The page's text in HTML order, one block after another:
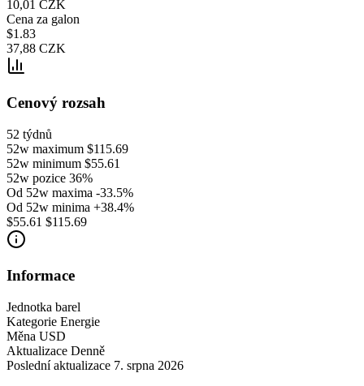
10,01 CZK
Cena za galon
$1.83
37,88 CZK
Cenový rozsah
52 týdnů
52w maximum $115.69
52w minimum $55.61
52w pozice 36%
Od 52w maxima -33.5%
Od 52w minima +38.4%
$55.61 $115.69
Informace
Jednotka barel
Kategorie Energie
Měna USD
Aktualizace Denně
Poslední aktualizace 7. srpna 2026